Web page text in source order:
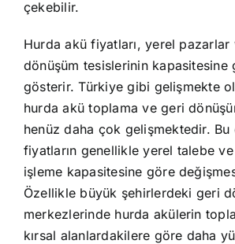
çekebilir.
Hurda akü fiyatları, yerel pazarlar
dönüşüm tesislerinin kapasitesine
gösterir. Türkiye gibi gelişmekte
hurda akü toplama ve geri
henüz daha çok gelişmektedir. Bu
fiyatların genellikle yerel talebe
işleme kapasitesine göre
Özellikle büyük şehirlerdeki geri
merkezlerinde hurda akülerin
kırsal alanlardakilere göre daha